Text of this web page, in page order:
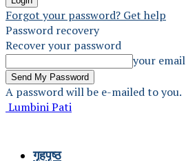
Forgot your password? Get help
Password recovery
Recover your password
your email
A password will be e-mailed to you.
Lumbini Pati
गृहपृष्ठ